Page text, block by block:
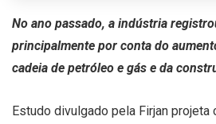
No ano passado, a indústria
principalmente por conta do
cadeia de petróleo e gás e da
Estudo divulgado pela Firjan projeta